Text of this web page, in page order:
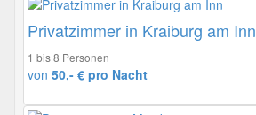
Privatzimmer in Kraiburg am Inn
1 bis 8 Personen
von 50,- € pro Nacht